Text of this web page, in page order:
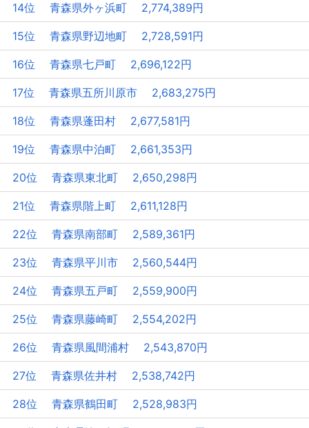
14位 青森県外ヶ浜町 2,774,389円
15位 青森県野辺地町 2,728,591円
16位 青森県七戸町 2,696,122円
17位 青森県五所川原市 2,683,275円
18位 青森県蓬田村 2,677,581円
19位 青森県中泊町 2,661,353円
20位 青森県東北町 2,650,298円
21位 青森県階上町 2,611,128円
22位 青森県南部町 2,589,361円
23位 青森県平川市 2,560,544円
24位 青森県五戸町 2,559,900円
25位 青森県藤崎町 2,554,202円
26位 青森県風間浦村 2,543,870円
27位 青森県佐井村 2,538,742円
28位 青森県鶴田町 2,528,983円